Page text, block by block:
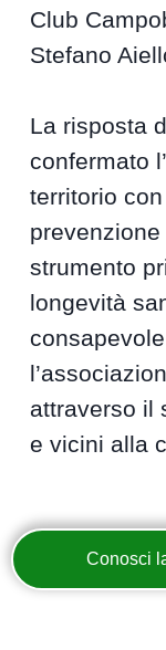
Club
Stefano
La risposta
confermato
territorio
strumento
longevità
attraverso il
e vicini alla
Conosci